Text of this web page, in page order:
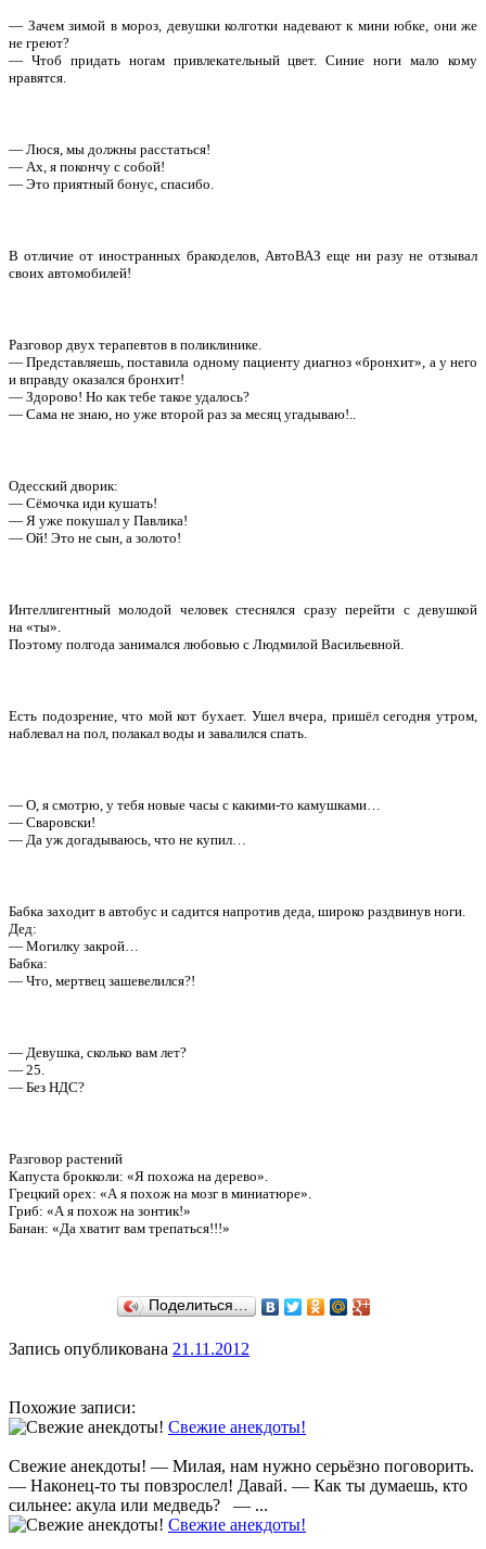
— Зачем зимой в мороз, девушки колготки надевают к мини юбке, они же
не греют?
— Чтоб придать ногам привлекательный цвет. Синие ноги мало кому
нравятся.
— Люся, мы должны расстаться!
— Ах, я покончу с собой!
— Это приятный бонус, спасибо.
В отличие от иностранных бракоделов, АвтоВАЗ еще ни разу не отзывал
своих автомобилей!
Разговор двух терапевтов в поликлинике.
— Представляешь, поставила одному пациенту диагноз «бронхит», а у него
и вправду оказался бронхит!
— Здорово! Но как тебе такое удалось?
— Сама не знаю, но уже второй раз за месяц угадываю!..
Одесский дворик:
— Сёмочка иди кушать!
— Я уже покушал у Павлика!
— Ой! Это не сын, а золото!
Интеллигентный молодой человек стеснялся сразу перейти с девушкой
на «ты».
Поэтому полгода занимался любовью с Людмилой Васильевной.
Есть подозрение, что мой кот бухает. Ушел вчера, пришёл сегодня утром,
наблевал на пол, полакал воды и завалился спать.
— О, я смотрю, у тебя новые часы с какими-то камушками…
— Сваровски!
— Да уж догадываюсь, что не купил…
Бабка заходит в автобус и садится напротив деда, широко раздвинув ноги.
Дед:
— Могилку закрой…
Бабка:
— Что, мертвец зашевелился?!
— Девушка, сколько вам лет?
— 25.
— Без НДС?
Разговор растений
Капуста брокколи: «Я похожа на дерево».
Грецкий орех: «А я похож на мозг в миниатюре».
Гриб: «А я похож на зонтик!»
Банан: «Да хватит вам трепаться!!!»
Поделиться…
Запись опубликована 21.11.2012
Похожие записи:
Свежие анекдоты!
Свежие анекдоты! — Милая, нам нужно серьёзно поговорить.
— Наконец-то ты повзрослел! Давай. — Как ты думаешь, кто
сильнее: акула или медведь? — ...
Свежие анекдоты!